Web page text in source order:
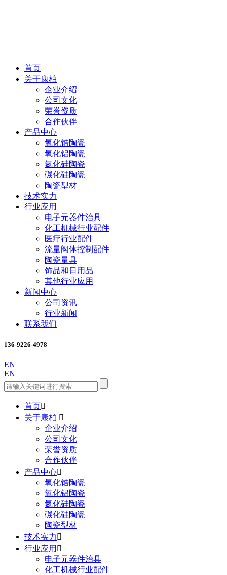
首页
关于康柏
企业介绍
公司文化
荣誉资质
合作伙伴
产品中心
氧化锆陶瓷
氧化铝陶瓷
氮化硅陶瓷
碳化硅陶瓷
陶瓷型材
技术实力
行业应用
电子元器件治具
化工机械行业配件
医疗行业配件
流量阀体控制配件
陶瓷量具
饰品和日用品
其他行业应用
新闻中心
公司资讯
行业新闻
联系我们
136-9226-4978
EN
EN
首页
关于康柏 
企业介绍
公司文化
荣誉资质
合作伙伴
产品中心
氧化锆陶瓷
氧化铝陶瓷
氮化硅陶瓷
碳化硅陶瓷
陶瓷型材
技术实力 
行业应用 
电子元器件治具
化工机械行业配件